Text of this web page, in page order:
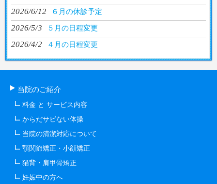
2026/6/12 ６月の休診予定
2026/5/3 ５月の日程変更
2026/4/2 ４月の日程変更
当院のご紹介
料金 と サービス内容
からだサビない体操
当院の清潔対応について
顎関節矯正・小顔矯正
猫背・肩甲骨矯正
妊娠中の方へ